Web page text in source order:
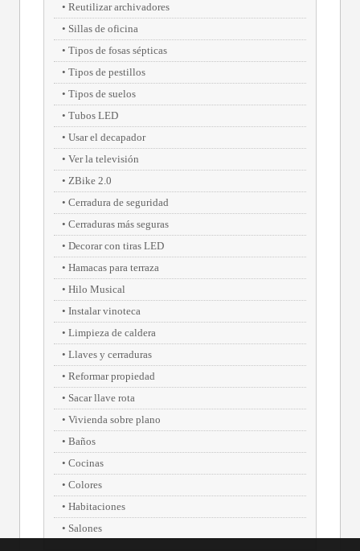
Reutilizar archivadores
Sillas de oficina
Tipos de fosas sépticas
Tipos de pestillos
Tipos de suelos
Tubos LED
Usar el decapador
Ver la televisión
ZBike 2.0
Cerradura de seguridad
Cerraduras más seguras
Decorar con tiras LED
Hamacas para terraza
Hilo Musical
Instalar vinoteca
Limpieza de caldera
Llaves y cerraduras
Reformar propiedad
Sacar llave rota
Vivienda sobre plano
Baños
Cocinas
Colores
Habitaciones
Salones